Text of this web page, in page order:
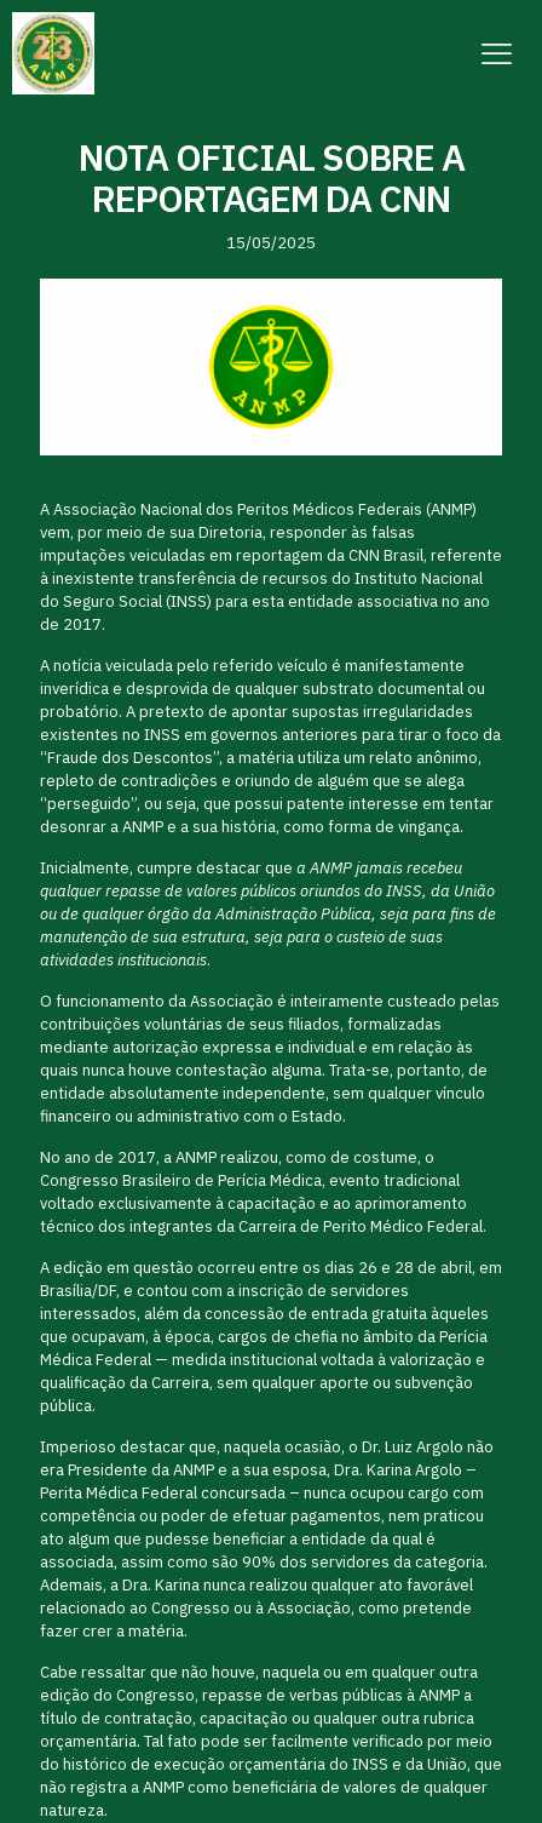
NOTA OFICIAL SOBRE A
REPORTAGEM DA CNN
15/05/2025
A Associação Nacional dos Peritos Médicos Federais (ANMP)
vem, por meio de sua Diretoria, responder às falsas
imputações veiculadas em reportagem da CNN Brasil, referente
à inexistente transferência de recursos do Instituto Nacional
do Seguro Social (INSS) para esta entidade associativa no ano
de 2017.
A notícia veiculada pelo referido veículo é manifestamente
inverídica e desprovida de qualquer substrato documental ou
probatório. A pretexto de apontar supostas irregularidades
existentes no INSS em governos anteriores para tirar o foco da
“Fraude dos Descontos”, a matéria utiliza um relato anônimo,
repleto de contradições e oriundo de alguém que se alega
“perseguido”, ou seja, que possui patente interesse em tentar
desonrar a ANMP e a sua história, como forma de vingança.
Inicialmente, cumpre destacar que a ANMP jamais recebeu
qualquer repasse de valores públicos oriundos do INSS, da União
ou de qualquer órgão da Administração Pública, seja para fins de
manutenção de sua estrutura, seja para o custeio de suas
atividades institucionais.
O funcionamento da Associação é inteiramente custeado pelas
contribuições voluntárias de seus filiados, formalizadas
mediante autorização expressa e individual e em relação às
quais nunca houve contestação alguma. Trata-se, portanto, de
entidade absolutamente independente, sem qualquer vínculo
financeiro ou administrativo com o Estado.
No ano de 2017, a ANMP realizou, como de costume, o
Congresso Brasileiro de Perícia Médica, evento tradicional
voltado exclusivamente à capacitação e ao aprimoramento
técnico dos integrantes da Carreira de Perito Médico Federal.
A edição em questão ocorreu entre os dias 26 e 28 de abril, em
Brasília/DF, e contou com a inscrição de servidores
interessados, além da concessão de entrada gratuita àqueles
que ocupavam, à época, cargos de chefia no âmbito da Perícia
Médica Federal — medida institucional voltada à valorização e
qualificação da Carreira, sem qualquer aporte ou subvenção
pública.
Imperioso destacar que, naquela ocasião, o Dr. Luiz Argolo não
era Presidente da ANMP e a sua esposa, Dra. Karina Argolo –
Perita Médica Federal concursada – nunca ocupou cargo com
competência ou poder de efetuar pagamentos, nem praticou
ato algum que pudesse beneficiar a entidade da qual é
associada, assim como são 90% dos servidores da categoria.
Ademais, a Dra. Karina nunca realizou qualquer ato favorável
relacionado ao Congresso ou à Associação, como pretende
fazer crer a matéria.
Cabe ressaltar que não houve, naquela ou em qualquer outra
edição do Congresso, repasse de verbas públicas à ANMP a
título de contratação, capacitação ou qualquer outra rubrica
orçamentária. Tal fato pode ser facilmente verificado por meio
do histórico de execução orçamentária do INSS e da União, que
não registra a ANMP como beneficiária de valores de qualquer
natureza.